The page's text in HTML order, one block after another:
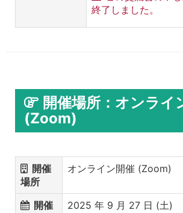
終了しました。
開催場所：オンライ
(Zoom)
開催
場所
オンライン開催 (Zoom)
開催
2025 年 9 月 27 日 (土)